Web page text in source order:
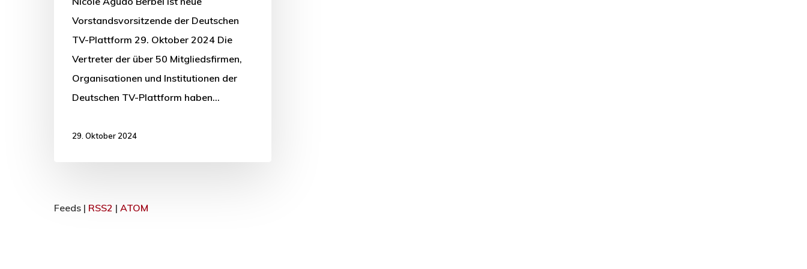
Vorstandsvorsitzende der Deutschen
TV-Plattform 29. Oktober 2024 Die
Vertreter der über 50 Mitgliedsfirmen,
Organisationen und Institutionen der
Deutschen TV-Plattform haben…
29. Oktober 2024
Feeds | RSS2 | ATOM